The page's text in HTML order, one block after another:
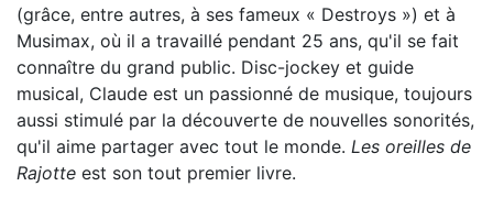
(grâce, entre autres, à ses fameux « Destroys ») et à
Musimax, où il a travaillé pendant 25 ans, qu'il se fait
connaître du grand public. Disc-jockey et guide
musical, Claude est un passionné de musique, toujours
aussi stimulé par la découverte de nouvelles sonorités,
qu'il aime partager avec tout le monde. Les oreilles de
Rajotte est son tout premier livre.